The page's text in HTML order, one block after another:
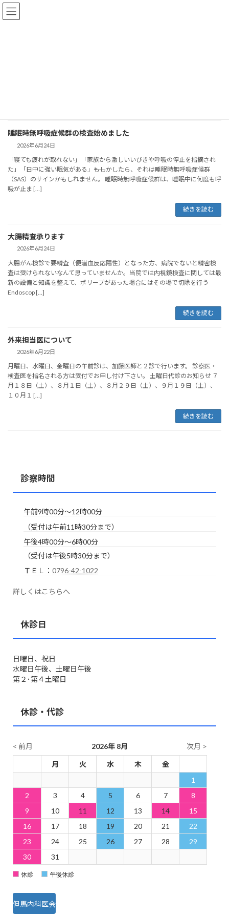
コ
ン
ナ
ビ
睡眠時無呼吸症候群の検査始めました
2026年6月24日
「寝ても疲れが取れない」「家族から激しいいびきや呼吸の停止を指摘され
た」「日中に強い眠気がある」――もしかしたら、それは睡眠時無呼吸症候群
（SAS）のサインかもしれません。 睡眠時無呼吸症候群は、睡眠中に何度も呼
吸が止ま […]
続きを読む
大腸精査承ります
2026年6月24日
大腸がん検診で要精査（便潜血反応陽性）となった方、病院でないと精密検
査は受けられないなんて思っていませんか。当院では内視鏡検査に関しては最
新の設備と知識を整えて、ポリープがあった場合にはその場で切除を行う
Endoscop […]
続きを読む
外来担当医について
2026年6月22日
月曜日、水曜日、金曜日の午前診は、加藤医師と２診で行います。 診察医・
検査医を指名される方は受付でお申し付け下さい。 土曜日代診のお知らせ ７
月１８日（土）、８月１日（土）、８月２９日（土）、９月１９日（土）、
１０月１ […]
続きを読む
診察時間
午前9時00分～12時00分
（受付は午前11時30分まで）
午後4時00分～6時00分
（受付は午後5時30分まで）
ＴＥＬ： 0796-42-1022
詳しくはこちらへ
休診日
日曜日、祝日
水曜日午後、土曜日午後
第２･第４土曜日
休診・代診
< 前月 2026年 8月 次月 >
月 火 水 木 金
1
2
3 4 5 6 7
8
9
10 11 12 13 14
15
16
17 18 19 20 21
22
23
24 25 26 27 28
29
30
31
休診 午後休診
但馬内科医会